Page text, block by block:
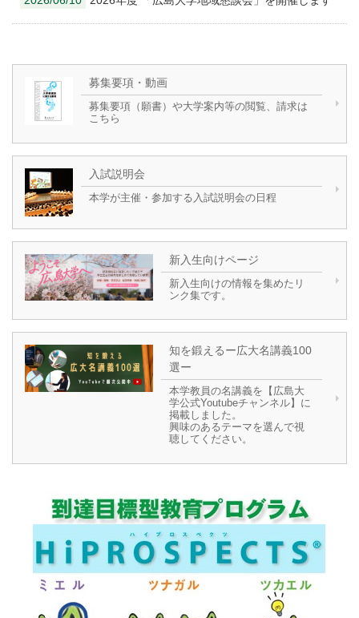
募集要項・動画
募集要項（願書）や大学案内等の閲覧、請求は
こちら
入試説明会
本学が主催・参加する入試説明会の日程
新入生向けページ
新入生向けの情報を集めたリ
ンク集です。
知を鍛えるー広大名講義100
選ー
本学教員の名講義を【広島大
学公式Youtubeチャンネル】に
掲載しました。
興味のあるテーマを選んで視
聴してください。